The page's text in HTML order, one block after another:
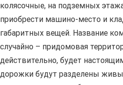
колясочные, на подземных
приобрести машино-место и
габаритных вещей. Название
случайно – придомовая
действительно, будет
дорожки будут разделены